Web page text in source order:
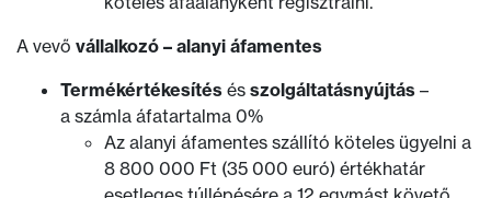
A vevő vállalkozó – alanyi áfamentes
Termékértékesítés és szolgáltatásnyújtás –
a számla áfatartalma 0%
Az alanyi áfamentes szállító köteles ügyelni a
8 800 000 Ft (35 000 euró) értékhatár